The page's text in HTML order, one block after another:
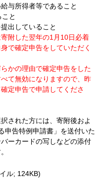
与所得者等であること
と
出していること
附した翌年の1月10日必着
で確定申告をしていただく
かの理由で確定申告をした
て無効になりますので、昨
定申告で申請してくださ
された方には、寄附後およ
申告特例申請書」を送付いた
ーカードの写しなどの添付
ル; 124KB)